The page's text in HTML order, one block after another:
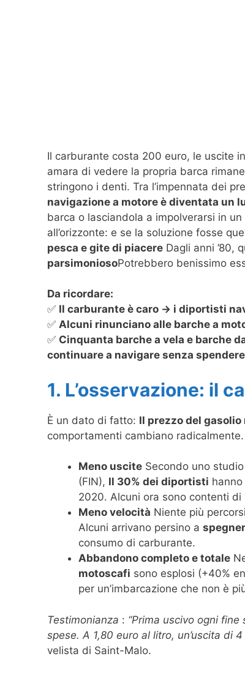
Il carburante costa 200 euro, le uscite
amara di vedere la propria barca
stringono i denti. Tra l’impennata dei
navigazione a motore è diventata un
barca o lasciandola a impolverarsi in
all’orizzonte: e se la soluzione fosse
pesca e gite di piacere Dagli anni ’80,
parsimoniosoPotrebbero benissimo
Da ricordare:
✅ Il carburante è caro → i diportisti
✅ Alcuni rinunciano alle barche a
✅ Cinquanta barche a vela e barche
continuare a navigare senza
1. L’osservazione: il
È un dato di fatto: Il prezzo del
comportamenti cambiano radicalmente.
Meno uscite Secondo uno
(FIN), Il 30% dei diportisti
2020. Alcuni ora sono contenti di
Meno velocità Niente più
Alcuni arrivano persino a
consumo di carburante.
Abbandono completo e totale
motoscafi sono esplosi (+40%
per un’imbarcazione che non è
Testimonianza : “Prima uscivo ogni
spese. A 1,80 euro al litro, un’uscita di
velista di Saint-Malo.